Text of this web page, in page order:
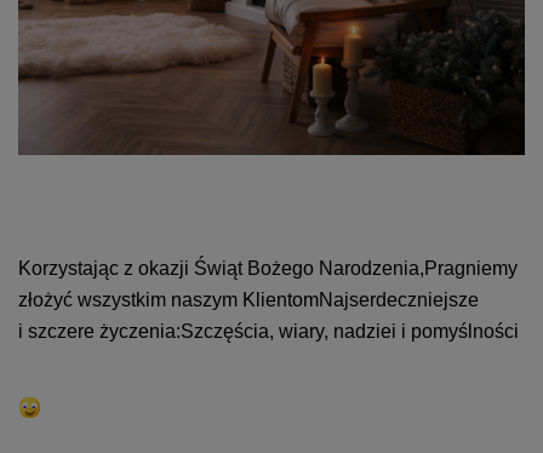
Korzystając z okazji Świąt Bożego Narodzenia, Pragniemy
złożyć wszystkim naszym KlientomNajserdeczniejsze
i szczere życzenia:Szczęścia, wiary, nadziei i pomyślności